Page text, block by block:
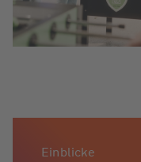
Einblicke